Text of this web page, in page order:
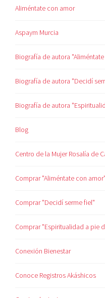
Aliméntate con amor
Aspaym Murcia
Biografía de autora
Biografía de autora "Decidí
Biografía de autora
Blog
Centro de la Mujer Rosalía de
Comprar "Aliméntate con amor"
Comprar "Decidí serme fiel"
Comprar "Espiritualidad a pie
Conexión Bienestar
Conoce Registros Akáshicos